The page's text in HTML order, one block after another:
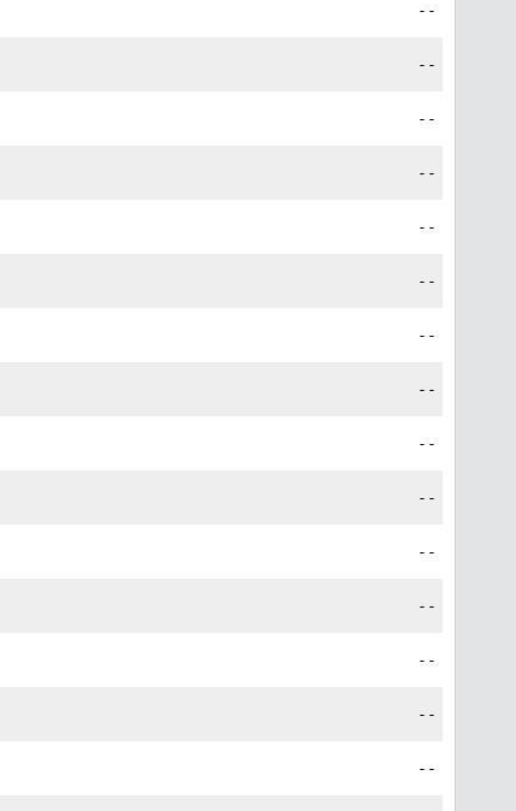
--
--
--
--
--
--
--
--
--
--
--
--
--
--
--